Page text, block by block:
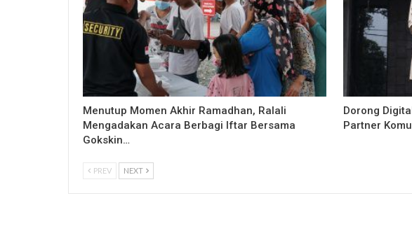
Menutup Momen Akhir Ramadhan, Ralali
Mengadakan Acara Berbagi Iftar Bersama
Gokskin…
Dorong
Partner
PREV NEXT